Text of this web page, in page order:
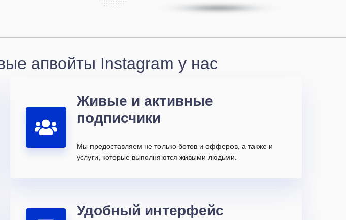
апвойты Instagram у нас
Живые и активные
подписчики
Мы предоставляем не только ботов и офферов, а также и
услуги, которые выполняются живыми людьми.
Удобный интерфейс